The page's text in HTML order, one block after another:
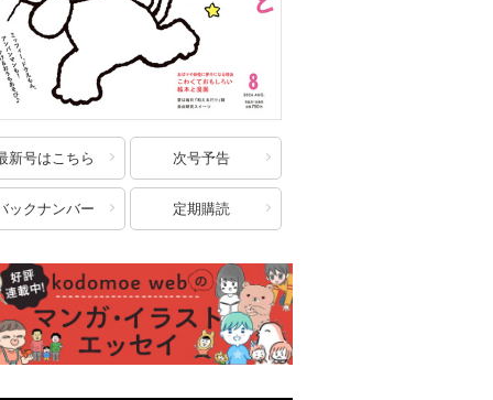
新号はこちら 次号予告
ックナンバー 定期購読